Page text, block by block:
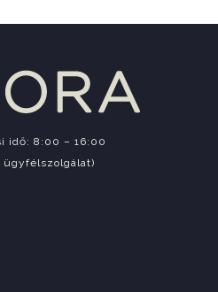
idő: 8:00 – 16:00
ügyfélszolgálat)